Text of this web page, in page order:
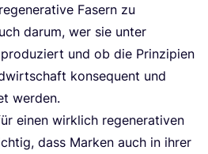
Fasern zu
dar­um, wer sie unter
und ob die Prin­zi­pi­en
kon­se­quent und
werden.
einen wirk­lich rege­ne­ra­ti­ven
dass Mar­ken auch in ihrer